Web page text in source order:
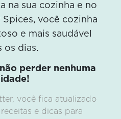
na sua cozinha e no
Spices, você cozinha
e mais saudável
os dias.
perder nenhuma
você fica atualizado
e dicas para